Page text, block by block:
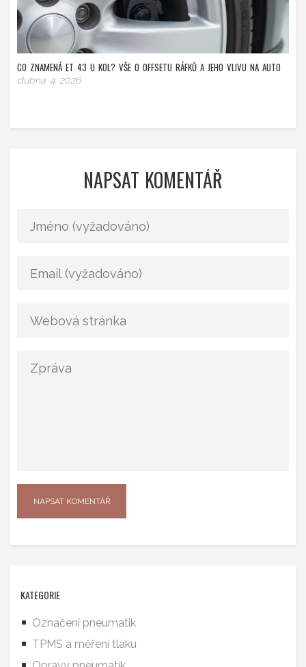
CO ZNAMENÁ ET 43 U KOL? VŠE O OFFSETU RÁFKŮ A JEHO VLIVU NA AUTO
dubna 4 2026
NAPSAT KOMENTÁŘ
KATEGORIE
Označení pneumatik
TPMS a měření tlaku